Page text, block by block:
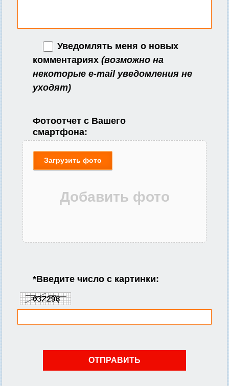
Уведомлять меня о новых
комментариях (возможно на
некоторые e-mail уведомления не
уходят)
Фотоотчет с Вашего
смартфона:
Загрузить фото
*Введите число с картинки: